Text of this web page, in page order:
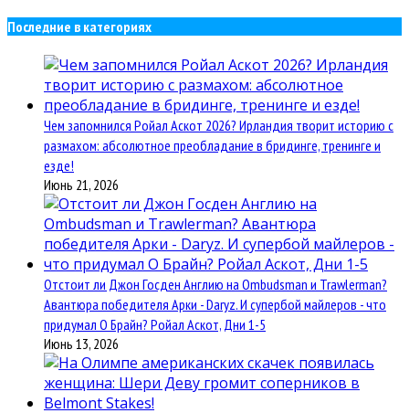
Последние в категориях
Чем запомнился Ройал Аскот 2026? Ирландия творит историю с
размахом: абсолютное преобладание в бридинге, тренинге и
езде!
Июнь 21, 2026
Отстоит ли Джон Госден Англию на Ombudsman и Trawlerman?
Авантюра победителя Арки - Daryz. И супербой майлеров - что
придумал О Брайн? Ройал Аскот, Дни 1-5
Июнь 13, 2026